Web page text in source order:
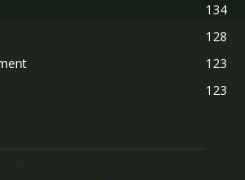
134
128
123
123